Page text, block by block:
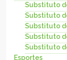
Substituto
Substituto
Substituto
Substituto
Substituto
Esportes